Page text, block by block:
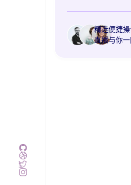
精选便捷
直播与你一